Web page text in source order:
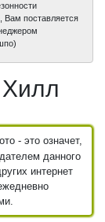
Вам поставляется
- это означет,
данного
интернет